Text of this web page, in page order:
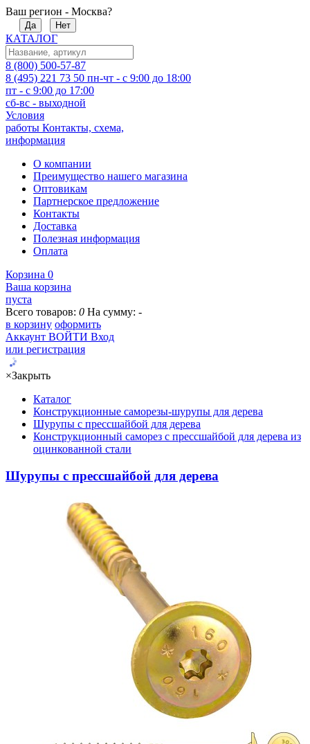
Ваш регион - Москва?
Да Нет
КАТАЛОГ
8 (800) 500-57-87
8 (495) 221 73 50 пн-чт - с 9:00 до 18:00
пт - с 9:00 до 17:00
сб-вс - выходной
Условия
работы Контакты, схема,
информация
О компании
Преимущество нашего магазина
Оптовикам
Партнерское предложение
Контакты
Доставка
Полезная информация
Оплата
Корзина 0
Ваша корзина
пуста
Всего товаров: 0 На сумму: -
в корзину оформить
Аккаунт ВОЙТИ Вход
или регистрация
×Закрыть
Каталог
Конструкционные саморезы-шурупы для дерева
Шурупы с прессшайбой для дерева
Конструкционный саморез с прессшайбой для дерева из
оцинкованной стали
Шурупы с прессшайбой для дерева